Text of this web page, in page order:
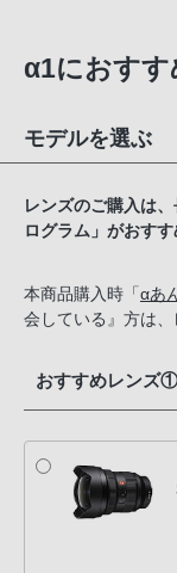
α1におす
モデルを選ぶ
レンズのご購入は
ログラム」がおすす
本商品購入時「 αあ
会している』方は
おすすめレンズ